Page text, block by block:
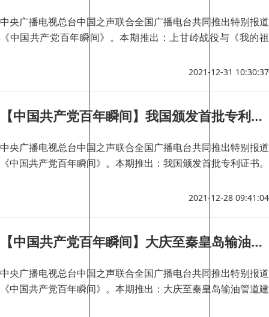
中央广播电视总台中国之声联合全国广播电台共同推出特别报道
《中国共产党百年瞬间》。本期推出：上甘岭战役与《我的祖
2021-12-31 10:30:37
【中国共产党百年瞬间】我国颁发首批专利证书
中央广播电视总台中国之声联合全国广播电台共同推出特别报道
《中国共产党百年瞬间》。本期推出：我国颁发首批专利证书。
2021-12-28 09:41:04
【中国共产党百年瞬间】大庆至秦皇岛输油管道建成并成功输油
中央广播电视总台中国之声联合全国广播电台共同推出特别报道
《中国共产党百年瞬间》。本期推出：大庆至秦皇岛输油管道建